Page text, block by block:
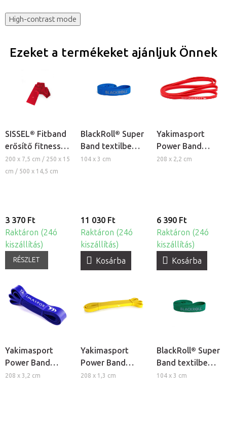
High-contrast mode
Ezeket a termékeket ajánljuk Önnek
SISSEL® Fitband
erősítő fitness
gumiszalag
edzéshez
200 x 7,5 cm / 250 x 15
cm / 500 x 14,5 cm
3 370 Ft
Raktáron (24ó
kiszállítás)
RÉSZLET
BlackRoll® Super
Band textilbe
szőtt fitness
104 x 3 cm
11 030 Ft
Raktáron (24ó
kiszállítás)
Kosárba
Yakimasport
Power Band
erősítő
208 x 2,2 cm
6 390 Ft
Raktáron (24ó
kiszállítás)
Kosárba
Yakimasport
Power Band
erősítő
208 x 3,2 cm
Yakimasport
Power Band
erősítő
208 x 1,3 cm
BlackRoll® Super
Band textilbe
szõtt fitness
104 x 3 cm